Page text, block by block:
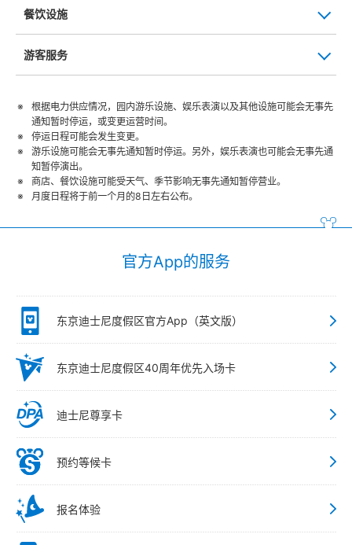
餐饮设施
游客服务
根据电力供应情况，园内游乐设施、娱乐表演以及其他设施可能会无事先
通知暂时停运，或变更运营时间。
停运日程可能会发生变更。
游乐设施可能会无事先通知暂时停运。另外，娱乐表演也可能会无事先通
知暂停演出。
商店、餐饮设施可能受天气、季节影响无事先通知暂停营业。
月度日程将于前一个月的8日左右公布。
官方App的服务
东京迪士尼度假区官方App（英文版）
东京迪士尼度假区40周年优先入场卡
迪士尼尊享卡
预约等候卡
报名体验